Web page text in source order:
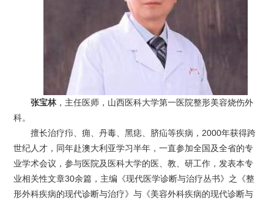
张宝林，主任医师，山西医科大学第一医院整形美容烧伤外
科。
擅长治疗疖、痈、丹毒、黑痣、脐疝等疾病，2000年获得跨
世纪人才，同年赴澳大利亚学习半年，一直参加全国及全省的专
业学术会议，参与医院及医科大学的医、教、研工作，发表本专
业相关性文章30余篇，主编《现代医学诊断与治疗丛书》之《整
形外科疾病的现代诊断与治疗》与《美容外科疾病的现代诊断与